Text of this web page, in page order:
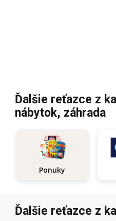
Ďalšie reťazce z
nábytok, záhrada
Ponuky
Ďalšie reťazce z